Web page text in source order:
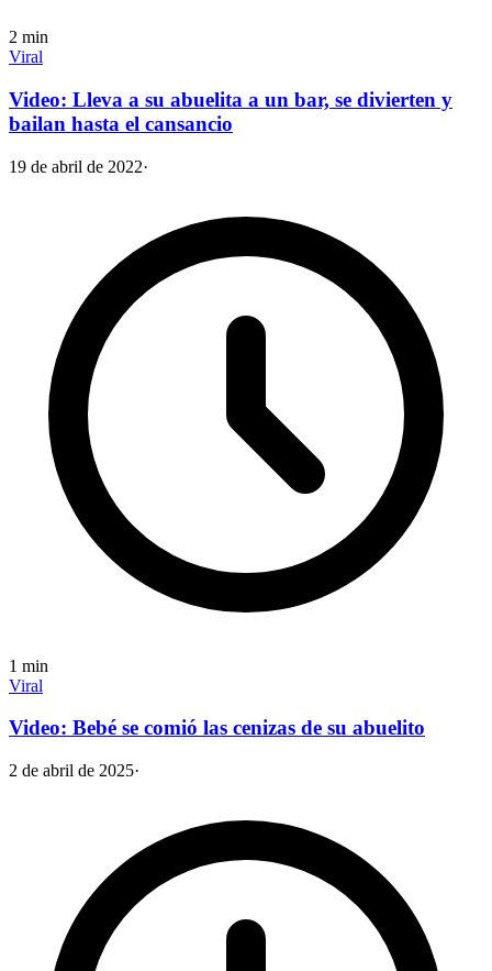
2 min
Viral
Video: Lleva a su abuelita a un bar, se divierten y
bailan hasta el cansancio
19 de abril de 2022·
1 min
Viral
Video: Bebé se comió las cenizas de su abuelito
2 de abril de 2025·